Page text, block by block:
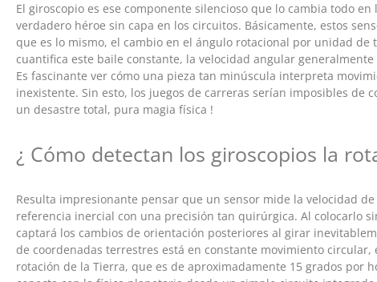
El giroscopio es ese componente silencioso que lo cambia todo
verdadero héroe sin capa en los circuitos. Básicamente, estos
que es lo mismo, el cambio en el ángulo rotacional por unidad de
cuantifica este baile constante, la velocidad angular
Es fascinante ver cómo una pieza tan minúscula interpreta
inexistente. Sin esto, los juegos de carreras serían imposibles de
un desastre total, pura magia física !
¿ Cómo detectan los giroscopios la
Resulta impresionante pensar que un sensor mide la velocidad
referencia inercial con una precisión tan quirúrgica. Al colocarlo
captará los cambios de orientación posteriores al girar
de coordenadas terrestres está en constante movimiento
rotación de la Tierra, que es de aproximadamente 15 grados por